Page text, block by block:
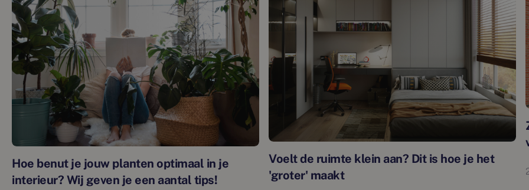
Hoe benut je jouw planten optimaal in je
interieur? Wij geven je een aantal tips!
Voelt de ruimte klein aan? Dit is hoe je het
'groter' maakt